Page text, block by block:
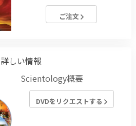
ご注文
詳しい情報
Scientology概要
DVDをリクエストする